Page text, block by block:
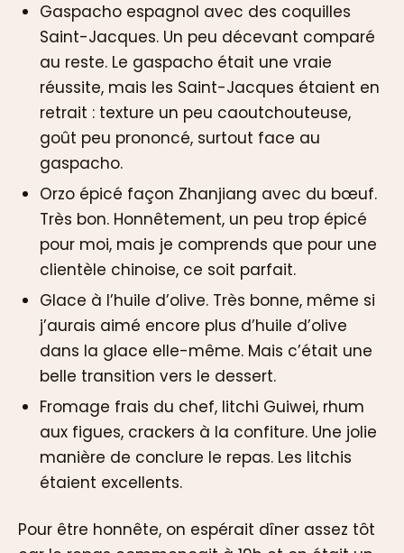
Gaspacho espagnol avec des coquilles
Saint-Jacques. Un peu décevant comparé
au reste. Le gaspacho était une vraie
réussite, mais les Saint-Jacques étaient en
retrait : texture un peu caoutchouteuse,
goût peu prononcé, surtout face au
gaspacho.
Orzo épicé façon Zhanjiang avec du bœuf.
Très bon. Honnêtement, un peu trop épicé
pour moi, mais je comprends que pour une
clientèle chinoise, ce soit parfait.
Glace à l’huile d’olive. Très bonne, même si
j’aurais aimé encore plus d’huile d’olive
dans la glace elle-même. Mais c’était une
belle transition vers le dessert.
Fromage frais du chef, litchi Guiwei, rhum
aux figues, crackers à la confiture. Une jolie
manière de conclure le repas. Les litchis
étaient excellents.
Pour être honnête, on espérait dîner assez tôt